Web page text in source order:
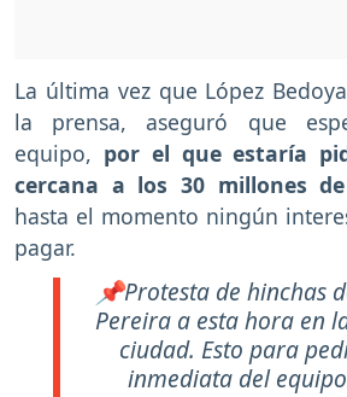
La última vez que López
la prensa, aseguró que
equipo, por el que estaría
cercana a los 30 millones
hasta el momento ningún
pagar.
📌Protesta de hinchas
Pereira a esta hora en
ciudad. Esto para
inmediata del